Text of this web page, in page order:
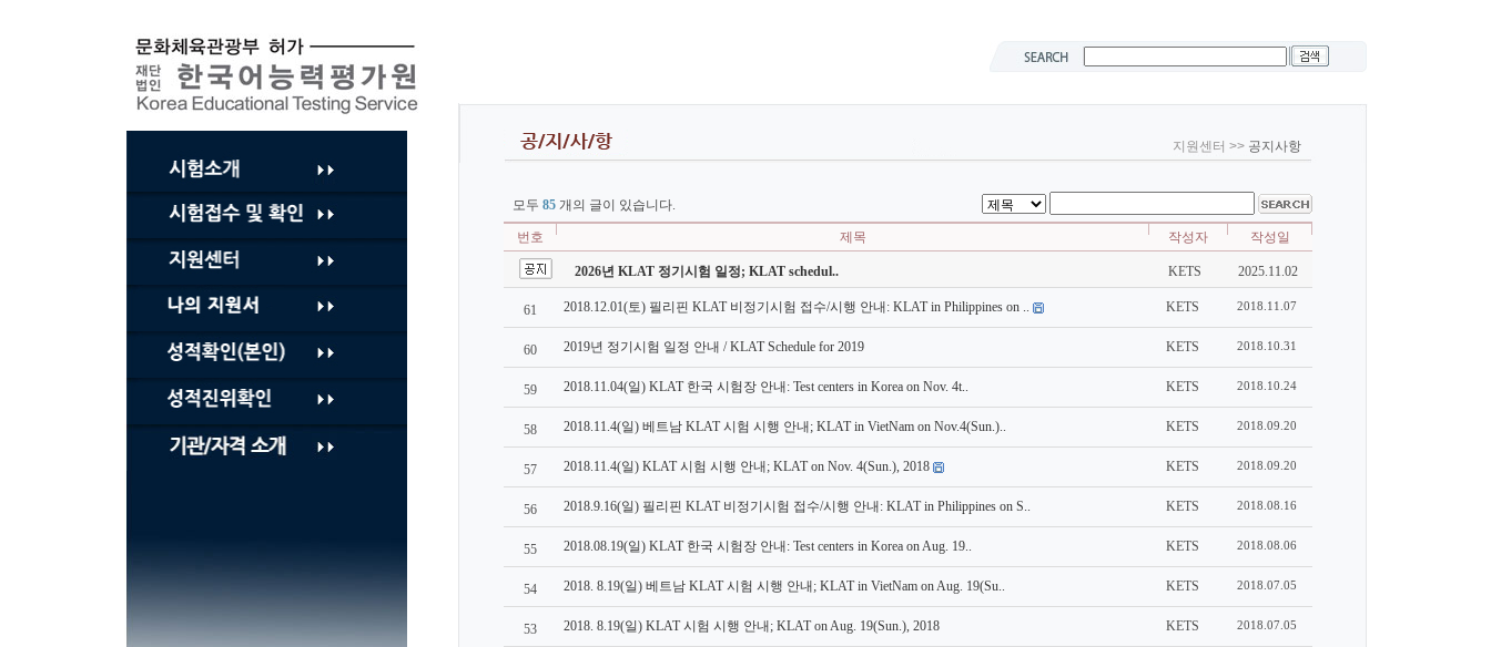
츠
바
로
기
지원센터 >> 공지사항
모두 85 개의 글이 있습니다.
번호 제목 작성자 작성일
2026년 KLAT 정기시험 일정; KLAT schedul.. KETS 2025.11.02
61 2018.12.01(토) 필리핀 KLAT 비정기시험 접수/시행 안내: KLAT in Philippines on .. KETS 2018.11.07
60 2019년 정기시험 일정 안내 / KLAT Schedule for 2019 KETS 2018.10.31
59 2018.11.04(일) KLAT 한국 시험장 안내: Test centers in Korea on Nov. 4t.. KETS 2018.10.24
58 2018.11.4(일) 베트남 KLAT 시험 시행 안내; KLAT in VietNam on Nov.4(Sun.).. KETS 2018.09.20
57 2018.11.4(일) KLAT 시험 시행 안내; KLAT on Nov. 4(Sun.), 2018 KETS 2018.09.20
56 2018.9.16(일) 필리핀 KLAT 비정기시험 접수/시행 안내: KLAT in Philippines on S.. KETS 2018.08.16
55 2018.08.19(일) KLAT 한국 시험장 안내: Test centers in Korea on Aug. 19.. KETS 2018.08.06
54 2018. 8.19(일) 베트남 KLAT 시험 시행 안내; KLAT in VietNam on Aug. 19(Su.. KETS 2018.07.05
53 2018. 8.19(일) KLAT 시험 시행 안내; KLAT on Aug. 19(Sun.), 2018 KETS 2018.07.05